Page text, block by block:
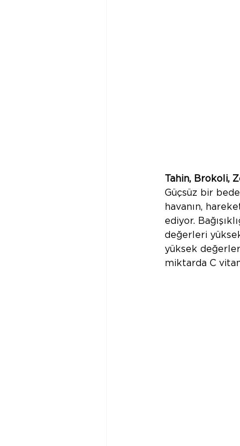
Tahin, Brokoli,
Güçsüz bir
havanın,
ediyor.
değerleri
yüksek
miktarda C